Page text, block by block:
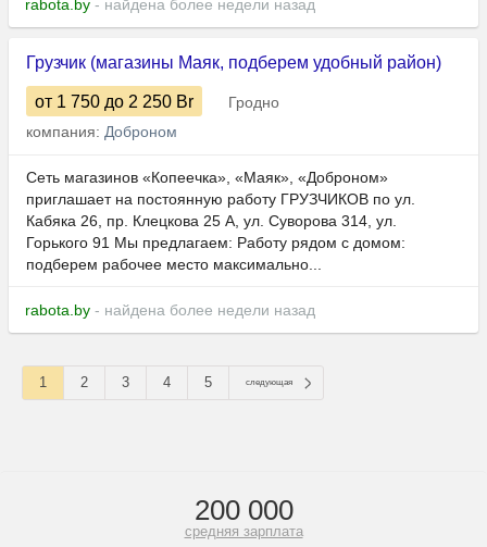
rabota.by - найдена более недели назад
Грузчик (магазины Маяк, подберем удобный район)
от 1 750 до 2 250 Br
Гродно
компания: Доброном
Сеть магазинов «Копеечка», «Маяк», «Доброном»
приглашает на постоянную работу ГРУЗЧИКОВ по ул.
Кабяка 26, пр. Клецкова 25 А, ул. Суворова 314, ул.
Горького 91 Мы предлагаем: Работу рядом с домом:
подберем рабочее место максимально...
rabota.by - найдена более недели назад
1 2 3 4 5 следующая
200 000
средняя зарплата